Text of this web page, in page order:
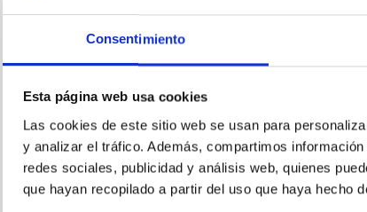
Consentimiento
Esta página web usa cookies
Las cookies de este sitio web se usan para
y analizar el tráfico. Además, compartimos
redes sociales, publicidad y análisis web, quienes
que hayan recopilado a partir del uso que haya hecho